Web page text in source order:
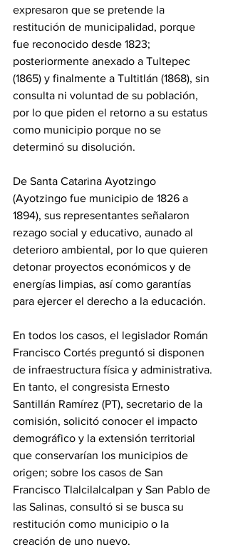
expresaron que se pretende la
restitución de municipalidad, porque
fue reconocido desde 1823;
posteriormente anexado a Tultepec
(1865) y finalmente a Tultitlán (1868), sin
consulta ni voluntad de su población,
por lo que piden el retorno a su estatus
como municipio porque no se
determinó su disolución.
De Santa Catarina Ayotzingo
(Ayotzingo fue municipio de 1826 a
1894), sus representantes señalaron
rezago social y educativo, aunado al
deterioro ambiental, por lo que quieren
detonar proyectos económicos y de
energías limpias, así como garantías
para ejercer el derecho a la educación.
En todos los casos, el legislador Román
Francisco Cortés preguntó si disponen
de infraestructura física y administrativa.
En tanto, el congresista Ernesto
Santillán Ramírez (PT), secretario de la
comisión, solicitó conocer el impacto
demográfico y la extensión territorial
que conservarían los municipios de
origen; sobre los casos de San
Francisco Tlalcilalcalpan y San Pablo de
las Salinas, consultó si se busca su
restitución como municipio o la
creación de uno nuevo.